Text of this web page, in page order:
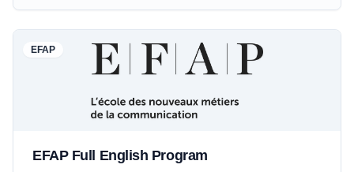
EFAP
EFAP Full English Program